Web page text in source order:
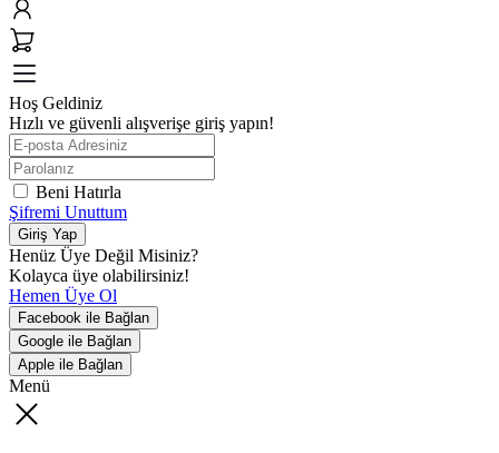
Hoş Geldiniz
Hızlı ve güvenli alışverişe giriş yapın!
Beni Hatırla
Şifremi Unuttum
Giriş Yap
Henüz Üye Değil Misiniz?
Kolayca üye olabilirsiniz!
Hemen Üye Ol
Facebook ile Bağlan
Google ile Bağlan
Apple ile Bağlan
Menü